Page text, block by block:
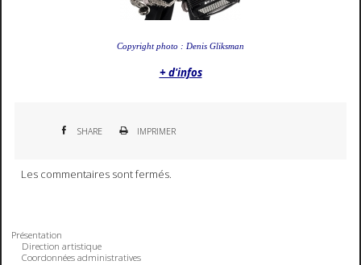
Copyright photo : Denis Gliksman
+ d'infos
SHARE IMPRIMER
Les commentaires sont fermés.
Présentation
Direction artistique
Coordonnées administratives